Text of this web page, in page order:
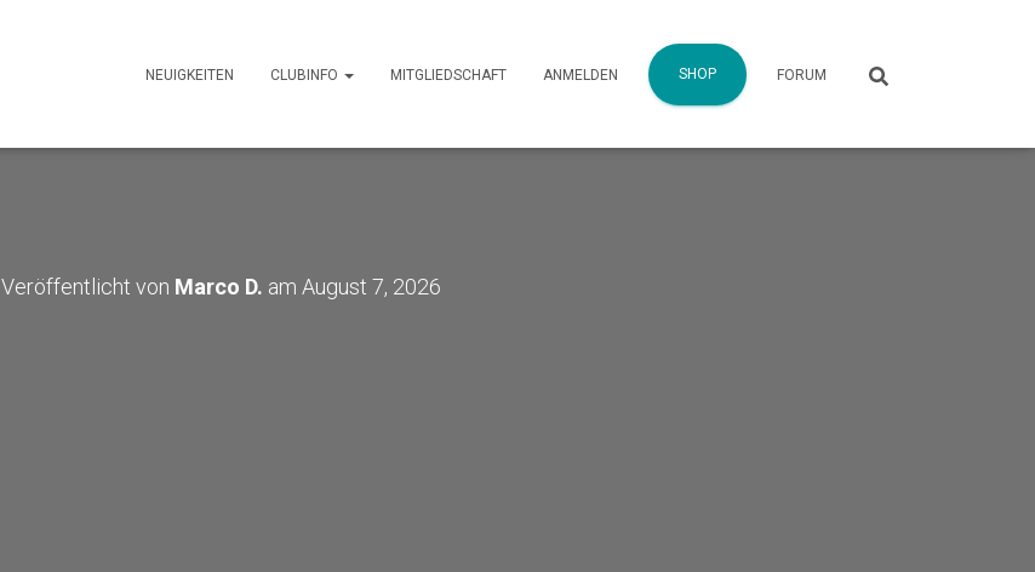
NEUIGKEITEN CLUBINFO MITGLIEDSCHAFT ANMELDEN SHOP FORUM
Veröffentlicht von Marco D. am August 7, 2026